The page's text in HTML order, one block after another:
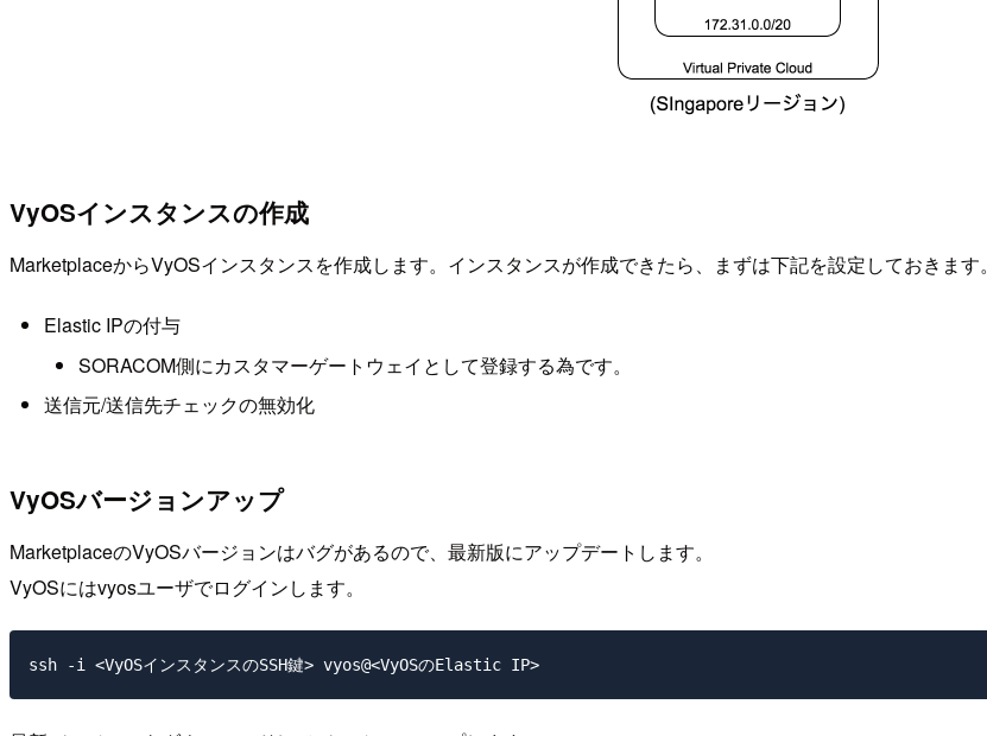
VyOSインスタンスの作成
MarketplaceからVyOSインスタンスを作成します。インスタンスが作成できたら、まずは下記を設定しておきます。
Elastic IPの付与
SORACOM側にカスタマーゲートウェイとして登録する為です。
送信元/送信先チェックの無効化
VyOSバージョンアップ
MarketplaceのVyOSバージョンはバグがあるので、最新版にアップデートします。
VyOSにはvyosユーザでログインします。